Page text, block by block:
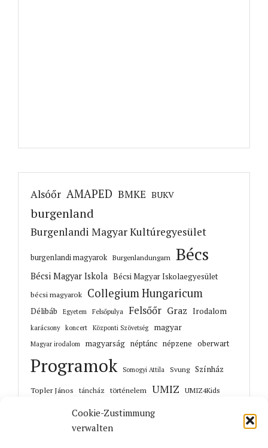
Cookie-Zustimmung
verwalten
Alsóőr AMAPED BMKE BUKV
burgenland
Burgenlandi Magyar Kultúregyesület
burgenlandi magyarok Burgenlandungarn Bécs
Bécsi Magyar Iskola Bécsi Magyar Iskolaegyesület
bécsi magyarok Collegium Hungaricum
Délibáb Egyetem Felsőpulya Felsőőr Graz Irodalom
karácsony koncert Központi Szövetség magyar
Magyar irodalom magyarság néptánc népzene oberwart
Programok Somogyi Attila Svung Színház
Topler János táncház történelem UMIZ
UMIZ4Kids